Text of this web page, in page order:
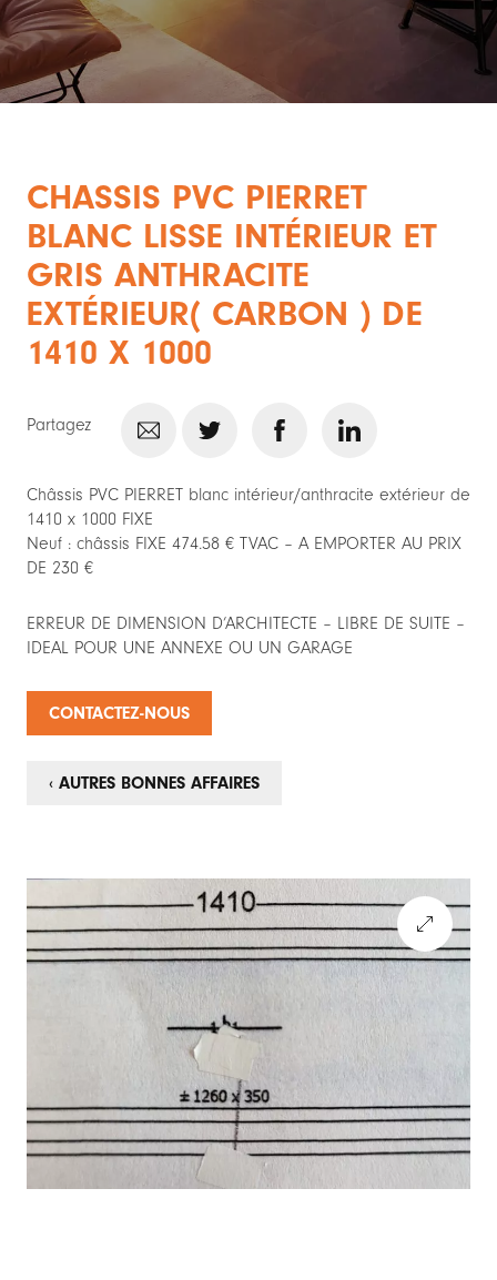
CHASSIS PVC PIERRET
BLANC LISSE INTÉRIEUR ET
GRIS ANTHRACITE
EXTÉRIEUR( CARBON ) DE
1410 X 1000
Partagez
Châssis PVC PIERRET blanc intérieur/anthracite extérieur de
1410 x 1000 FIXE
Neuf : châssis FIXE 474.58 € TVAC – A EMPORTER AU PRIX
DE 230 €
ERREUR DE DIMENSION D’ARCHITECTE – LIBRE DE SUITE –
IDEAL POUR UNE ANNEXE OU UN GARAGE
CONTACTEZ-NOUS
‹ AUTRES BONNES AFFAIRES